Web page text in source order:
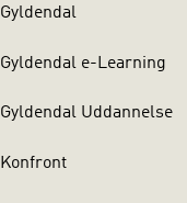
Gyldendal
Gyldendal e-Learning
Gyldendal Uddannelse
Konfront